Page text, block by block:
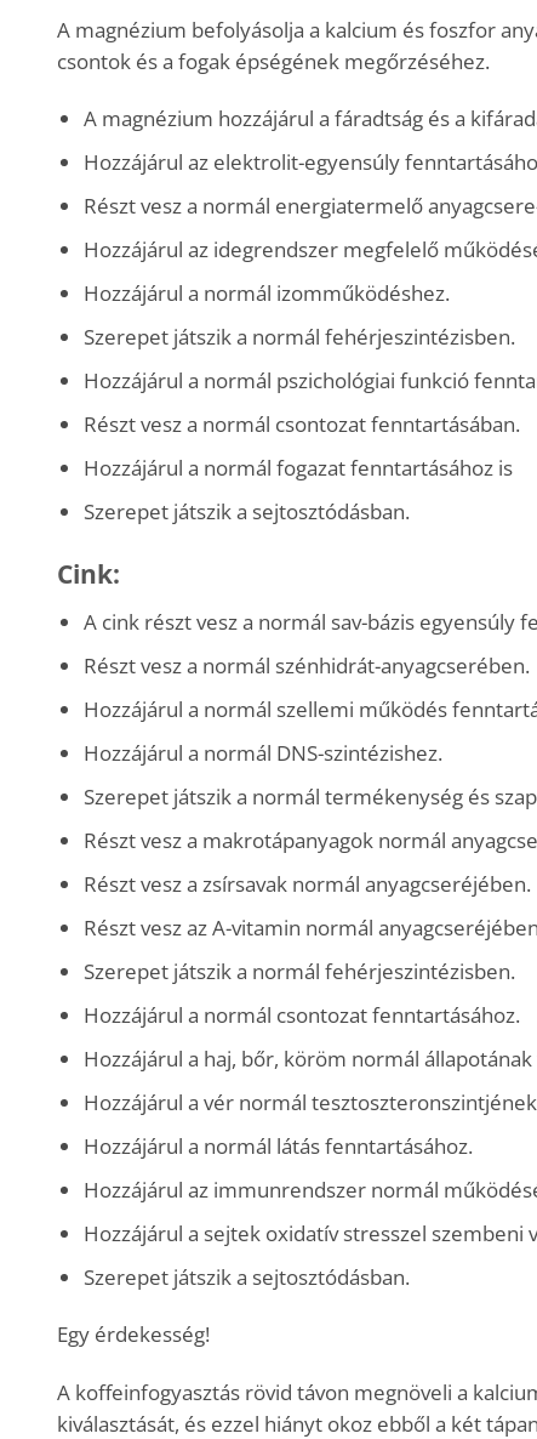
A magnézium befolyásolja a kalcium és foszfor
csontok és a fogak épségének megőrzéséhez.
A magnézium hozzájárul a fáradtság és a
Hozzájárul az elektrolit-egyensúly
Részt vesz a normál energiatermelő
Hozzájárul az idegrendszer megfelelő
Hozzájárul a normál izomműködéshez.
Szerepet játszik a normál fehérjesz­intézisben.
Hozzájárul a normál pszichológiai funkció
Részt vesz a normál csontozat fenntartá­sában.
Hozzájárul a normál fogazat fenntartásához is
Szerepet játszik a sejtosztódásban.
Cink:
A cink részt vesz a normál sav-bázis egyensúly
Részt vesz a normál szénhidrát-anyagcserében.
Hozzájárul a normál szellemi működés
Hozzájárul a normál DNS-szintézishez.
Szerepet játszik a normál termékenység és
Részt vesz a makrotápanyagok normál
Részt vesz a zsírsavak normál anyagcseréjében.
Részt vesz az A-vitamin normál
Szerepet játszik a normál fehérjeszintézisben.
Hozzájárul a normál csontozat fenntartásához.
Hozzájárul a haj, bőr, köröm normál
Hozzájárul a vér normál
Hozzájárul a normál látás fenntartásához.
Hozzájárul az immunrendszer normál
Hozzájárul a sejtek oxidatív stresszel szembeni
Szerepet játszik a sejtosztódásban.
Egy érdekesség!
A koffeinfogyasztás rövid távon megnöveli a
kiválasztását, és ezzel hiányt okoz ebből a két